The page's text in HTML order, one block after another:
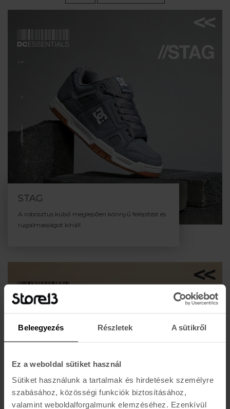
Beleegyezés Részletek A sütikről
Ez a weboldal sütiket használ
Sütiket használunk a tartalmak és hirdetések személyre
szabásához, közösségi funkciók biztosításához,
valamint weboldalforgalmunk elemzéséhez. Ezenkívül
STAG
A robosztus külső meglepően könnyű felépítést és
rugalmasságot kínál!